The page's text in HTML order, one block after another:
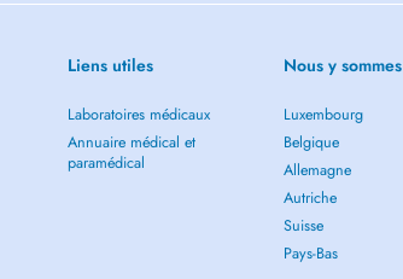
Liens utiles
Laboratoires médicaux
Annuaire médical et
paramédical
Nous y sommes
Luxembourg
Belgique
Allemagne
Autriche
Suisse
Pays-Bas